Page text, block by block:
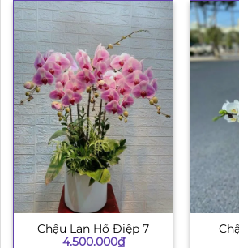
Chậu Lan Hồ Điệp 7
4.500.000₫